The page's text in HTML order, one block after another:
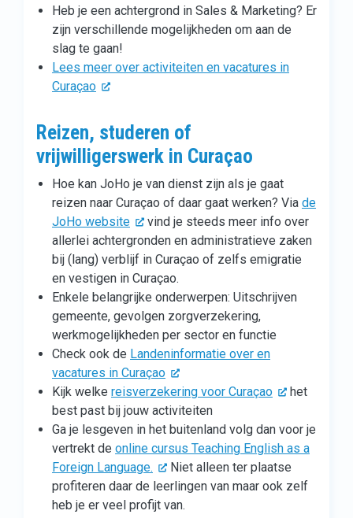
Heb je een achtergrond in Sales & Marketing? Er
zijn verschillende mogelijkheden om aan de
slag te gaan!
Lees meer over activiteiten en vacatures in
Curaçao
Reizen, studeren of
vrijwilligerswerk in Curaçao
Hoe kan JoHo je van dienst zijn als je gaat
reizen naar Curaçao of daar gaat werken? Via de
JoHo website
vind je steeds meer info over
allerlei achtergronden en administratieve zaken
bij (lang) verblijf in Curaçao of zelfs emigratie
en vestigen in Curaçao.
Enkele belangrijke onderwerpen: Uitschrijven
gemeente, gevolgen zorgverzekering,
werkmogelijkheden per sector en functie
Check ook de Landeninformatie over en
vacatures in Curaçao
Kijk welke reisverzekering voor Curaçao
het
best past bij jouw activiteiten
Ga je lesgeven in het buitenland volg dan voor je
vertrekt de online cursus Teaching English as a
Foreign Language.
Niet alleen ter plaatse
profiteren daar de leerlingen van maar ook zelf
heb je er veel profijt van.